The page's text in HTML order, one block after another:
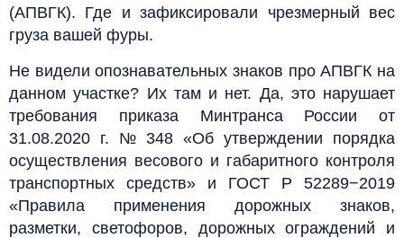
(АПВГК). Где и зафиксировали чрезмерный вес
груза вашей фуры.
Не видели опознавательных знаков про АПВГК на
данном участке? Их там и нет. Да, это нарушает
требования приказа Минтранса России от
31.08.2020 г. № 348 «Об утверждении порядка
осуществления весового и габаритного контроля
транспортных средств» и ГОСТ Р 52289−2019
«Правила применения дорожных знаков,
разметки, светофоров, дорожных ограждений и